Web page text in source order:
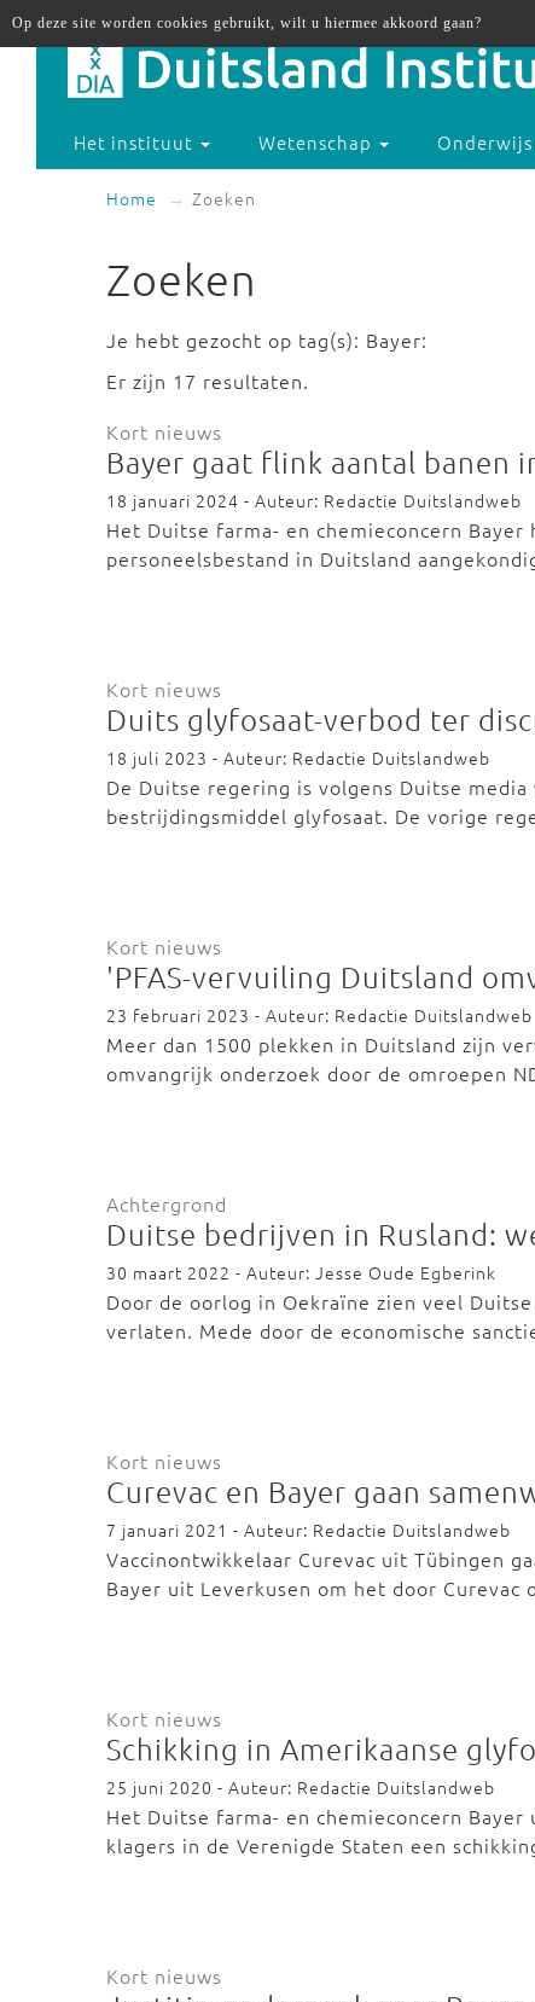
Het instituut Wetenschap
Home Zoeken
Zoeken
Je hebt gezocht op tag(s): Bayer:
Er zijn 17 resultaten.
Kort nieuws
Bayer gaat flink aantal banen
18 januari 2024 - Auteur: Redactie Duitslandweb
Het Duitse farma- en chemieconcern
personeelsbestand in Duitsland
Kort nieuws
Duits glyfosaat-verbod ter
18 juli 2023 - Auteur: Redactie Duitslandweb
De Duitse regering is volgens Duitse
bestrijdingsmiddel glyfosaat. De vorige
Kort nieuws
'PFAS-vervuiling Duitsland
23 februari 2023 - Auteur: Redactie Duitslandweb
Meer dan 1500 plekken in Duitsland zijn
omvangrijk onderzoek door de omroepen
Achtergrond
Duitse bedrijven in Rusland:
30 maart 2022 - Auteur: Jesse Oude Egberink
Door de oorlog in Oekraïne zien veel
verlaten. Mede door de economische
Kort nieuws
Curevac en Bayer gaan
7 januari 2021 - Auteur: Redactie Duitslandweb
Vaccinontwikkelaar Curevac uit Tübingen
Bayer uit Leverkusen om het door Curevac
Kort nieuws
Schikking in Amerikaanse
25 juni 2020 - Auteur: Redactie Duitslandweb
Het Duitse farma- en chemieconcern
klagers in de Verenigde Staten een
Kort nieuws
Op deze site worden cookies gebruikt, wilt u hiermee akkoord gaan?